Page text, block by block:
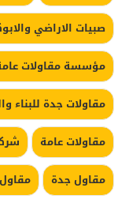
صبيات الاراضي
مؤسسة مقاولات
مقاولات جدة للبناء
مقاولات عامة
مقاول جدة